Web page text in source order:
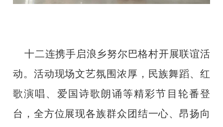
十二连携手启浪乡努尔巴格村开展联谊活
动。活动现场文艺氛围浓厚，民族舞蹈、红
歌演唱、爱国诗歌朗诵等精彩节目轮番登
台，全方位展现各族群众团结一心、昂扬向